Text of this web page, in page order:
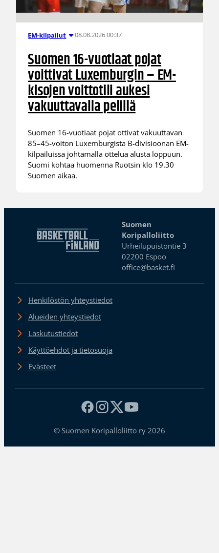
EM-kilpailut 08.08.2026 00:37
Suomen 16-vuotiaat pojat
voittivat Luxemburgin – EM-
kisojen voittotili aukesi
vakuuttavalla pelillä
Suomen 16-vuotiaat pojat ottivat vakuuttavan
85–45-voiton Luxemburgista B-divisioonan EM-
kilpailuissa johtamalla ottelua alusta loppuun.
Suomi kohtaa huomenna Ruotsin klo 19.30
Suomen aikaa.
Suomen
Koripalloliitto
Urheilupuistontie 3
02200 Espoo
office@basket.fi
Henkilöstön yhteystiedot
Alueiden yhteystiedot
Laskutustiedot
Käyttöehdot ja tietosuoja
Evästeet
© Suomen Koripalloliitto ry 2026